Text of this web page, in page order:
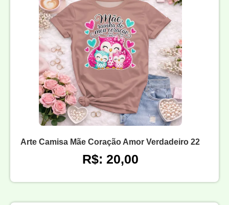
Arte Camisa Mãe Coração Amor Verdadeiro 22
R$: 20,00